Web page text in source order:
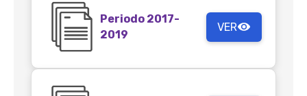
Periodo 2017-
2019
VER